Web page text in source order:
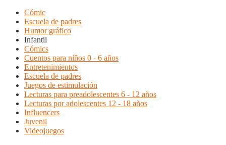
Cómic
Escuela de padres
Humor gráfico
Infantil
Cómics
Cuentos para niños 0 - 6 años
Entretenimientos
Escuela de padres
Juegos de estimulación
Lecturas para preadolescentes 6 - 12 años
Lecturas por adolescentes 12 - 18 años
Influencers
Juvenil
Videojuegos